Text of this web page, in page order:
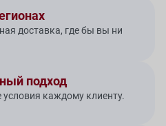
доставка, где бы вы ни
подход
каждому клиенту.